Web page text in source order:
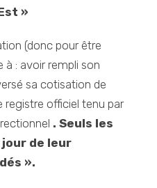
»
(donc pour être
à : avoir rempli son
sa cotisation de
registre officiel tenu par
.Seuls les
de leur
».